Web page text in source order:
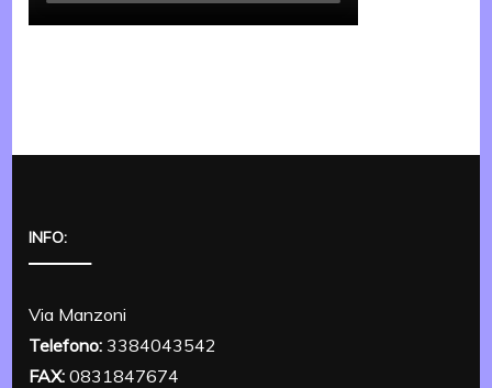
INFO:
Via Manzoni
Telefono: 3384043542
FAX: 0831847674